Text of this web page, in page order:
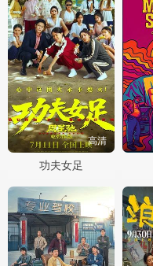
高清
功夫女足